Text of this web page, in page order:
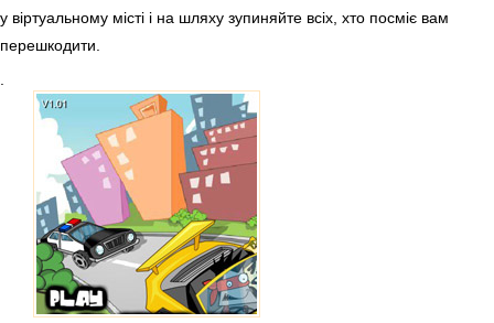
у віртуальному місті і на шляху зупиняйте всіх, хто посміє вам
перешкодити.